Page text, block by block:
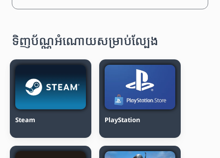
ទិញប័ណ្ណអំណោយសម្រាប់ល្បែង
Steam PlayStation